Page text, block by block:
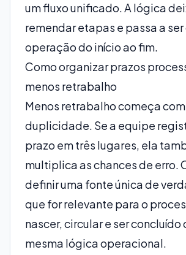
um fluxo unificado. A lógica
remendar etapas e passa a
operação do início ao fim.
Como organizar prazos
menos retrabalho
Menos retrabalho começa
duplicidade. Se a equipe
prazo em três lugares, ela
multiplica as chances de erro.
definir uma fonte única de
que for relevante para o
nascer, circular e ser concluído
mesma lógica operacional.